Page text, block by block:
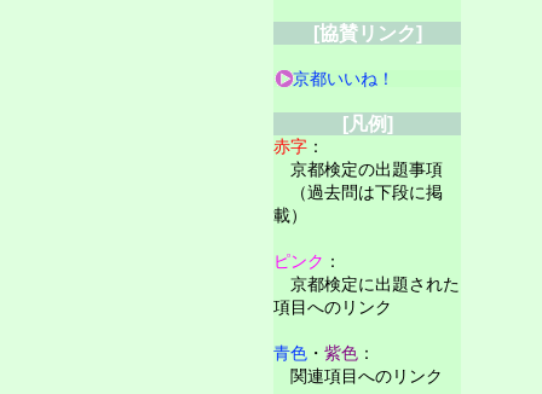
[協賛リンク]
京都いいね！
[凡例]
赤字 ：
京都検定の出題事項
（過去問は下段に掲
載）
ピンク ：
京都検定に出題された
項目へのリンク
青色 ・ 紫色 ：
関連項目へのリンク